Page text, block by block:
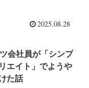
2025.08.28
会社員が「シンプ
エイト」でようや
た話